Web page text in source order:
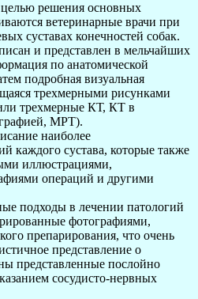
решения основных
ветеринарные врачи при
суставах конечностей собак.
и представлен в мельчайших
по анатомической
подробная визуальная
трехмерными рисунками
трехмерные КТ, КТ в
МРТ).
наиболее
каждого сустава, которые также
иллюстрациями,
операций и другими
подходы в лечении патологий
фотографиями,
препарирования, что очень
представление о
представленные послойно
сосудисто-нервных